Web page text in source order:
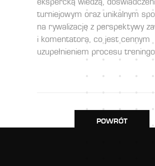
ekspercką wiedzą,
turniejowym oraz unikalnym
na rywalizację z perspektywy
i komentatora, co jest cennym
uzupełnieniem procesu
POWRÓT